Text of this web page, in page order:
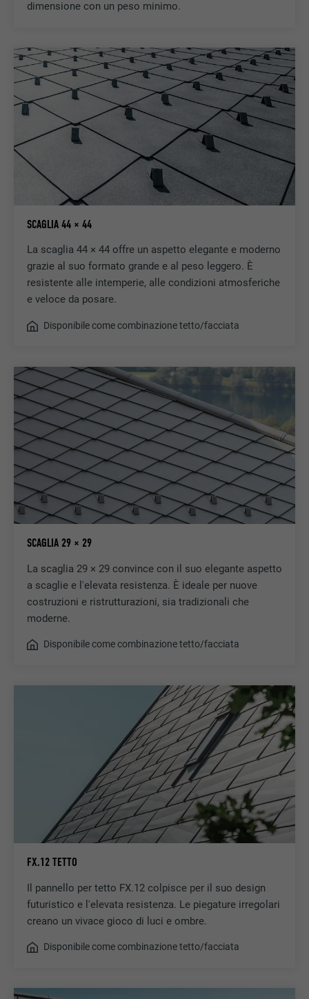
dimensione con un peso minimo.
SCAGLIA 44 × 44
La scaglia 44 × 44 offre un aspetto elegante e moderno
grazie al suo formato grande e al peso leggero. È
resistente alle intemperie, alle condizioni atmosferiche
e veloce da posare.
Disponibile come combinazione tetto/facciata
SCAGLIA 29 × 29
La scaglia 29 × 29 convince con il suo elegante aspetto
a scaglie e l'elevata resistenza. È ideale per nuove
costruzioni e ristrutturazioni, sia tradizionali che
moderne.
Disponibile come combinazione tetto/facciata
FX.12 TETTO
Il pannello per tetto FX.12 colpisce per il suo design
futuristico e l'elevata resistenza. Le piegature irregolari
creano un vivace gioco di luci e ombre.
Disponibile come combinazione tetto/facciata